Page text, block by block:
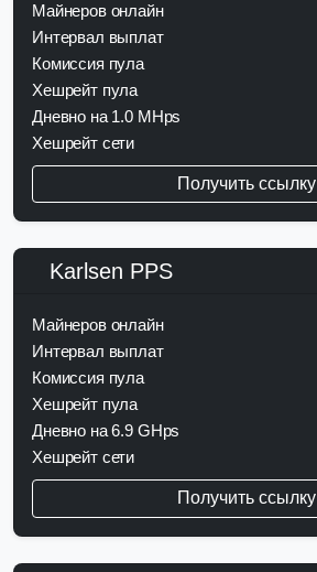
Майнеров онлайн
Интервал выплат
Комиссия пула
Хешрейт пула
Дневно на 1.0 MHps
Хешрейт сети
Получить ссылку
Karlsen PPS
Майнеров онлайн
Интервал выплат
Комиссия пула
Хешрейт пула
Дневно на 6.9 GHps
Хешрейт сети
Получить ссылку